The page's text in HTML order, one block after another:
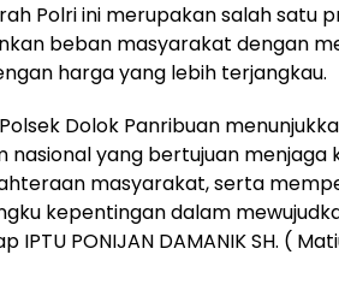
Polri ini merupakan salah satu
beban masyarakat dengan
harga yang lebih terjangkau.
Dolok Panribuan
nasional yang bertujuan menjaga
masyarakat, serta
kepentingan dalam
IPTU PONIJAN DAMANIK SH. (